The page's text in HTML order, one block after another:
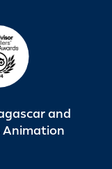
and
Animation